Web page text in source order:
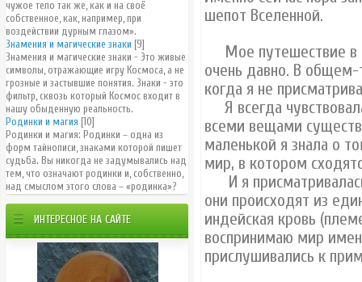
чужое тело так же, как и на своё
собственное, как, например, при
воздействии дурным глазом».
Знамения и магические знаки [9]
Знамения и магические знаки - Это живые
символы, отражающие игру Космоса, а не
грозные и застывшие понятия. Знаки - это
фильтр, сквозь который Космос входит в
нашу обыденную реальность.
Родинки и магия [10]
Родинки и магия: Родинки – одна из
форм тайнописи, знаками которой пишет
судьба. Вы никогда не задумывались над
тем, что означают родинки и, собственно,
над смыслом этого слова – «родинка»?
ИНТЕРЕСНОЕ НА САЙТЕ
шепот Вселенной.
Мое путешествие в
очень давно. В общем-
когда я не
Я всегда
всеми вещами
маленькой я знала о
мир, в котором
И я
они происходят из
индейская кровь
воспринимаю мир
прислушивались к